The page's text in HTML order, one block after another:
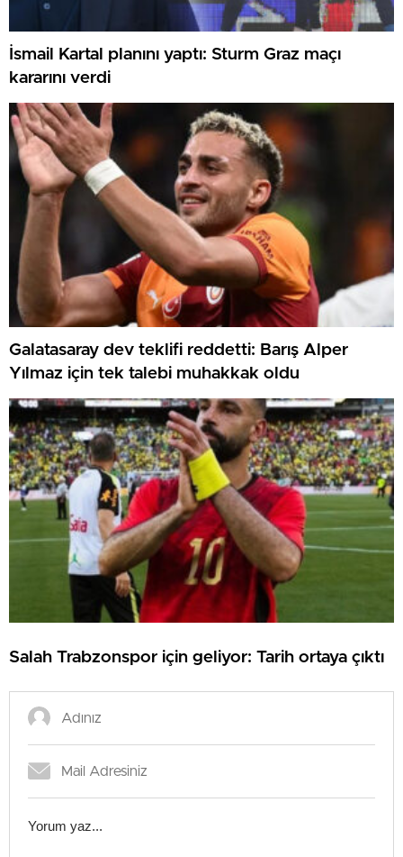
İsmail Kartal planını yaptı: Sturm Graz maçı
kararını verdi
Galatasaray dev teklifi reddetti: Barış Alper
Yılmaz için tek talebi muhakkak oldu
Salah Trabzonspor için geliyor: Tarih ortaya çıktı